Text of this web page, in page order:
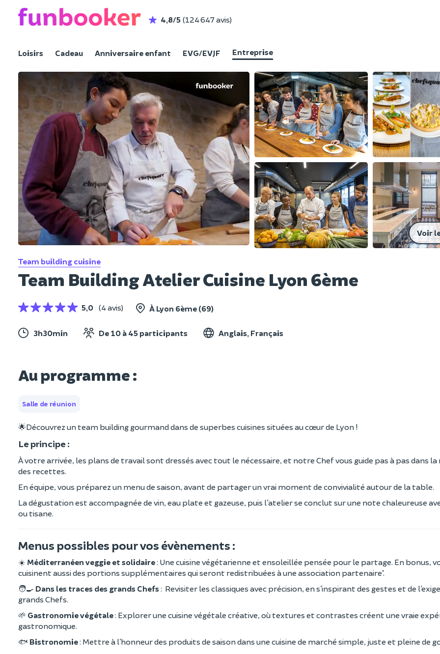
4,8/5 (124 647 avis)
Loisirs Cadeau Anniversaire enfant EVG/EVJF Entreprise
Voir
Team building cuisine
Team Building Atelier Cuisine Lyon 6ème
5,0 (4 avis) À Lyon 6ème (69)
3h30min De 10 à 45 participants Anglais, Français
Au programme :
Salle de réunion
🌟Découvrez un team building gourmand dans de superbes cuisines situées au cœur de Lyon !
Le principe :
À votre arrivée, les plans de travail sont dressés avec tout le nécessaire, et notre Chef vous guide pas à pas dans
des recettes.
En équipe, vous préparez un menu de saison, avant de partager un vrai moment de convivialité autour de la table.
La dégustation est accompagnée de vin, eau plate et gazeuse, puis l’atelier se conclut sur une note chaleureuse
ou tisane.
Menus possibles pour vos évènements :
☀️ Méditerranéen veggie et solidaire: Une cuisine végétarienne et ensoleillée pensée pour le partage. En bonus,
cuisinent aussi des portions supplémentaires qui seront redistribuées à une association partenaire*.
🧑‍🍳 Dans les traces des grands Chefs: Revisiter les classiques avec précision, en s’inspirant des gestes et de
grands Chefs.
🌱 Gastronomie végétale: Explorer une cuisine végétale créative, où textures et contrastes créent une vraie
gastronomique.
🐟 Bistronomie: Mettre à l’honneur des produits de saison dans une cuisine de marché simple, juste et pleine de